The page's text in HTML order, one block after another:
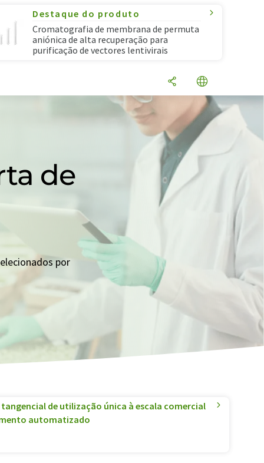
Destaque do produto
Cromatografia de membrana de permuta
aniónica de alta recuperação para
purificação de vectores lentivirais
de
por
de utilização única à escala comercial
automatizado